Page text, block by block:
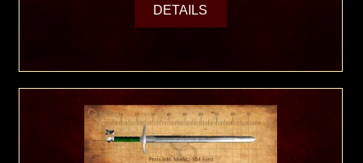
DETAILS